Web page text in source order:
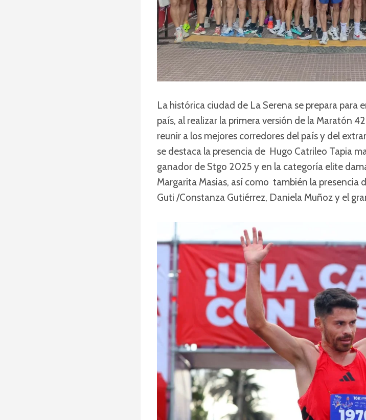
La histórica ciudad de La Serena se prepara
país, al realizar la primera versión de la Maratón
reunir a los mejores corredores del país y del
se destaca la presencia de Hugo Catrileo Tapia
ganador de Stgo 2025 y en la categoría elite
Margarita Masias, así como también la presencia
Guti /Constanza Gutiérrez, Daniela Muñoz y el